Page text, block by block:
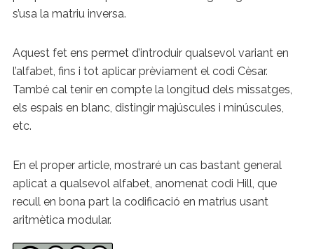
s’usa la matriu inversa.
Aquest fet ens permet d’introduir qualsevol variant en
l’alfabet, fins i tot aplicar prèviament el codi Cèsar.
També cal tenir en compte la longitud dels missatges,
els espais en blanc, distingir majúscules i minúscules,
etc.
En el proper article, mostraré un cas bastant general
aplicat a qualsevol alfabet, anomenat codi Hill, que
recull en bona part la codificació en matrius usant
aritmètica modular.